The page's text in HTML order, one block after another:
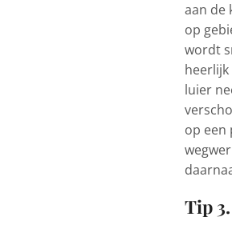
aan de
op
wordt
luier
op een
Tip